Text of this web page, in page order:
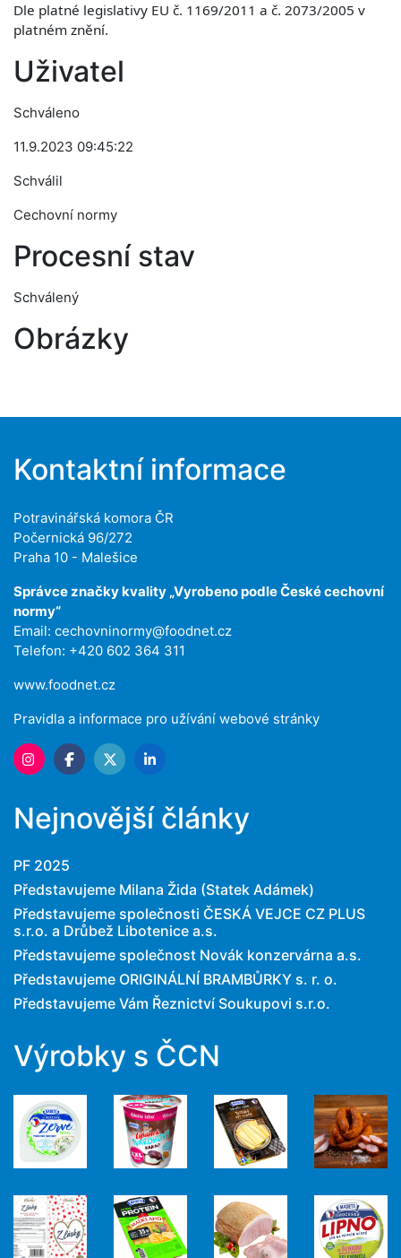
Dle platné legislativy EU č. 1169/2011 a č. 2073/2005 v
platném znění.
Uživatel
Schváleno
11.9.2023 09:45:22
Schválil
Cechovní normy
Procesní stav
Schválený
Obrázky
Kontaktní informace
Potravinářská komora ČR
Počernická 96/272
Praha 10 - Malešice
Správce značky kvality „Vyrobeno podle České cechovní
normy“
Email: cechovninormy@foodnet.cz
Telefon: +420 602 364 311
www.foodnet.cz
Pravidla a informace pro užívání webové stránky
Nejnovější články
PF 2025
Představujeme Milana Žida (Statek Adámek)
Představujeme společnosti ČESKÁ VEJCE CZ PLUS
s.r.o. a Drůbež Libotenice a.s.
Představujeme společnost Novák konzervárna a.s.
Představujeme ORIGINÁLNÍ BRAMBŮRKY s. r. o.
Představujeme Vám Řeznictví Soukupovi s.r.o.
Výrobky s ČCN